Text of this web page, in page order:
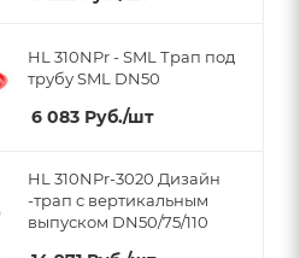
HL 310NPr - SML Трап под
трубу SML DN50
6 083 Руб./шт
HL 310NPr-3020 Дизайн
-трап с вертикальным
выпуском DN50/75/110